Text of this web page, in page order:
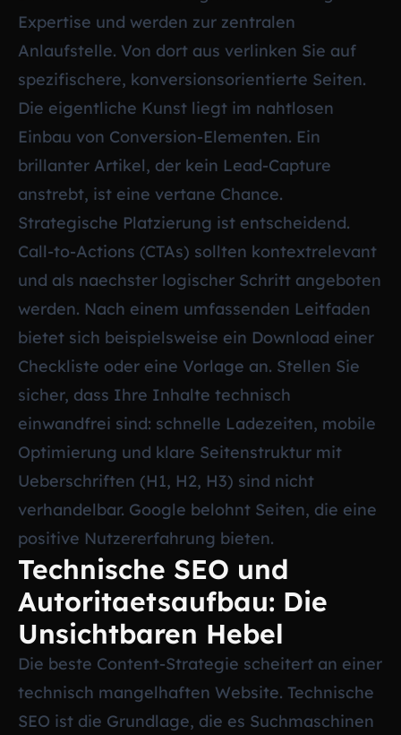
Expertise und werden zur zentralen
Anlaufstelle. Von dort aus verlinken Sie auf
spezifischere, konversionsorientierte Seiten.
Die eigentliche Kunst liegt im nahtlosen
Einbau von Conversion-Elementen. Ein
brillanter Artikel, der kein Lead-Capture
anstrebt, ist eine vertane Chance.
Strategische Platzierung ist entscheidend.
Call-to-Actions (CTAs) sollten kontextrelevant
und als naechster logischer Schritt angeboten
werden. Nach einem umfassenden Leitfaden
bietet sich beispielsweise ein Download einer
Checkliste oder eine Vorlage an. Stellen Sie
sicher, dass Ihre Inhalte technisch
einwandfrei sind: schnelle Ladezeiten, mobile
Optimierung und klare Seitenstruktur mit
Ueberschriften (H1, H2, H3) sind nicht
verhandelbar. Google belohnt Seiten, die eine
positive Nutzererfahrung bieten.
Technische SEO und
Autoritaetsaufbau: Die
Unsichtbaren Hebel
Die beste Content-Strategie scheitert an einer
technisch mangelhaften Website. Technische
SEO ist die Grundlage, die es Suchmaschinen